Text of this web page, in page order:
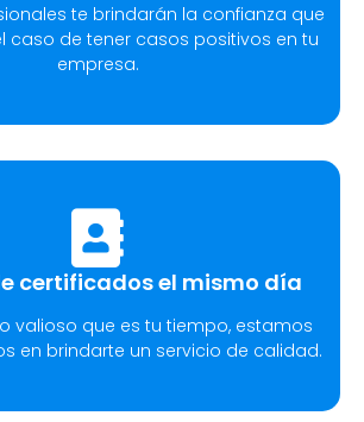
te brindarán la confianza que
caso de tener casos positivos en tu
empresa.
certificados el mismo día
valioso que es tu tiempo, estamos
en brindarte un servicio de calidad.